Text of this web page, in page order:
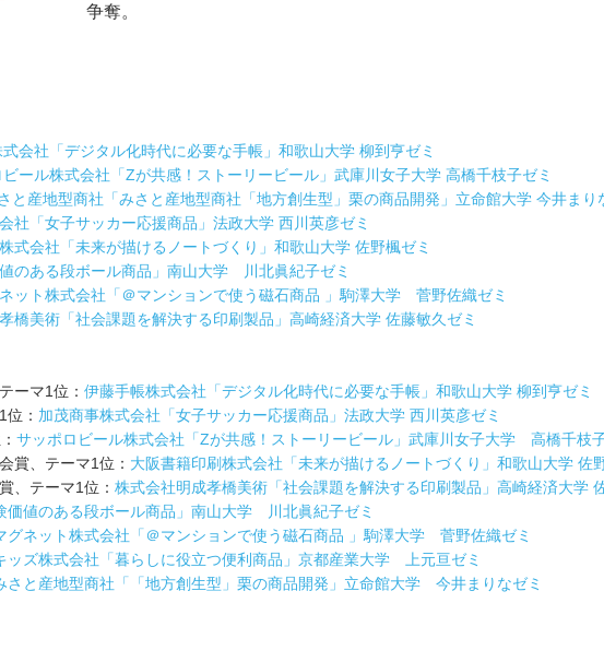
争奪。
会社「デジタル化時代に必要な手帳」和歌山⼤学 柳到亨ゼミ
ール株式会社「Zが共感！ストーリービール」武庫川女子大学 高橋千枝子ゼミ
と産地型商社「みさと産地型商社「地方創生型」栗の商品開発」立命館大学 今井まり
社「女子サッカー応援商品」法政⼤学 西川英彦ゼミ
式会社「未来が描けるノートづくり」和歌山⼤学 佐野楓ゼミ
のある段ボール商品」南山⼤学 川北眞紀⼦ゼミ
ット株式会社「＠マンションで使う磁石商品 」駒澤⼤学 菅野佐織ゼミ
橋美術「社会課題を解決する印刷製品」高崎経済⼤学 佐藤敏久ゼミ
ーマ1位： 伊藤手帳株式会社「デジタル化時代に必要な手帳」和歌山⼤学 柳到亨ゼミ
： 加茂商事株式会社「女子サッカー応援商品」法政⼤学 西川英彦ゼミ
サッポロビール株式会社「Zが共感！ストーリービール」武庫川⼥⼦⼤学 ⾼橋千枝
賞、テーマ1位： 大阪書籍印刷株式会社「未来が描けるノートづくり」和歌山⼤学 佐
、テーマ1位： 株式会社明成孝橋美術「社会課題を解決する印刷製品」高崎経済⼤学
価値のある段ボール商品」南山⼤学 川北眞紀⼦ゼミ
グネット株式会社「＠マンションで使う磁石商品 」駒澤⼤学 菅野佐織ゼミ
ッズ株式会社「暮らしに役⽴つ便利商品」京都産業⼤学 上元亘ゼミ
さと産地型商社「「地方創生型」栗の商品開発」立命館大学 今井まりなゼミ